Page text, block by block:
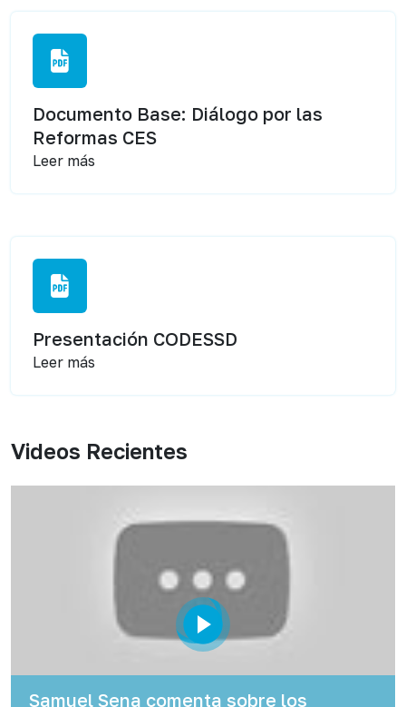
Documento Base: Diálogo por las
Reformas CES
Leer más
Presentación CODESSD
Leer más
Videos Recientes
Samuel Sena comenta sobre los